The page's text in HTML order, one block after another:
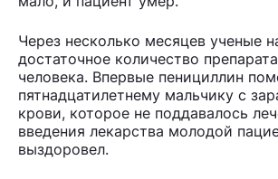
Через несколько месяцев ученые
достаточное количество
человека. Впервые пенициллин
пятнадцатилетнему мальчику с
крови, которое не поддавалось
введения лекарства молодой
выздоровел.